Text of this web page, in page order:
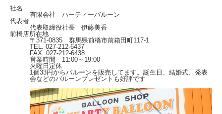
社名
有限会社 ハーティーバルーン
代表者
代表取締役社長 伊藤美香
前橋店所在地
〒371-0835 群馬県前橋市前箱田町117-1
TEL. 027-212-6437
FAX. 027-212-6438
営業時間 11:00～19:00
火曜日定休
1個33円からバルーンを販売してます。誕生日、結婚式、発表
会などのバルーンプレゼントも好評です